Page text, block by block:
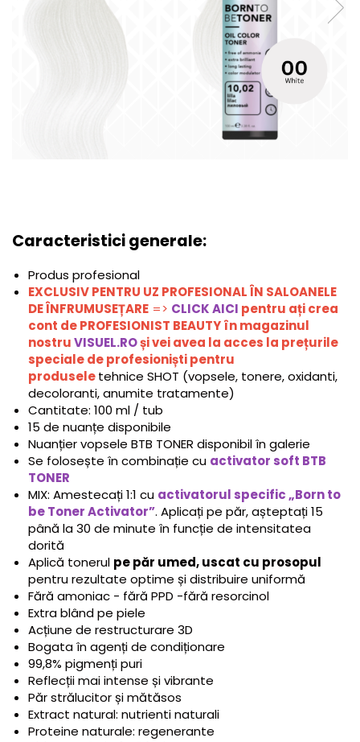
Caracteristici generale:
Produs profesional
EXCLUSIV PENTRU UZ PROFESIONAL ÎN SALOANELE
DE ÎNFRUMUSEȚARE => CLICK AICI pentru ați crea
cont de PROFESIONIST BEAUTY în magazinul
nostruVISUEL.ROși vei avea la acces la prețurile
speciale de profesioniști pentru
produseletehnice SHOT (vopsele, tonere, oxidanti,
decoloranti, anumite tratamente)
Cantitate: 100 ml / tub
15 de nuanțe disponibile
Nuanțier vopsele BTB TONER disponibil în galerie
Se folosește în combinație cu activator soft BTB
TONER
MIX: Amestecați 1:1 cu activatorul specific „Born to
be Toner Activator”. Aplicați pe păr, așteptați 15
până la 30 de minute în funcție de intensitatea
dorită
Aplică tonerul pe păr umed, uscat cu prosopul
pentru rezultate optime și distribuire uniformă
Fără amoniac - fără PPD -fără resorcinol
Extra blând pe piele
Acțiune de restructurare 3D
Bogata în agenți de condiționare
99,8% pigmenți puri
Reflecții mai intense și vibrante
Păr strălucitor și mătăsos
Extract natural: nutrienti naturali
Proteine naturale: regenerante